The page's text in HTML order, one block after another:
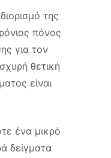
της
πόνος
για τον
θετική
είναι
ένα μικρό
δείγματα